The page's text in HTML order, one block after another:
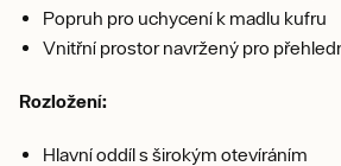
Popruh pro uchycení k madlu kufru
Vnitřní prostor navržený pro
Rozložení:
Hlavní oddíl s širokým otevíráním